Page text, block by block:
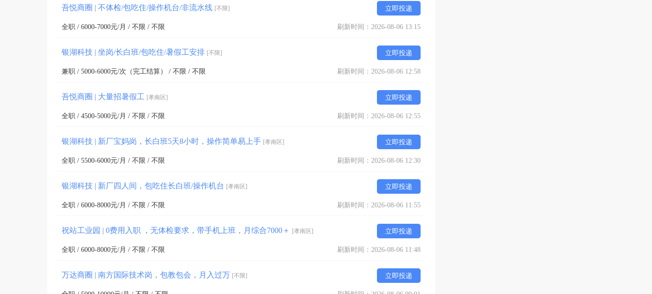
吾悦商圈 | 不体检/包吃住/操作机台/非流水线 [不限] 立即投递
全职 / 6000-7000元/月 / 不限 / 不限 刷新时间：2026-08-06 13:15
银湖科技 | 坐岗/长白班/包吃住/暑假工安排 [不限] 立即投递
兼职 / 5000-6000元/次（完工结算） / 不限 / 不限 刷新时间：2026-08-06 12:58
吾悦商圈 | 大量招暑假工 [孝南区] 立即投递
全职 / 4500-5000元/月 / 不限 / 不限 刷新时间：2026-08-06 12:55
银湖科技 | 新厂宝妈岗，长白班5天8小时，操作简单易上手 [孝南区] 立即投递
全职 / 5500-6000元/月 / 不限 / 不限 刷新时间：2026-08-06 12:30
银湖科技 | 新厂四人间，包吃住长白班/操作机台 [孝南区] 立即投递
全职 / 6000-8000元/月 / 不限 / 不限 刷新时间：2026-08-06 11:55
祝站工业园 | 0费用入职 ，无体检要求，带手机上班，月综合7000＋ [孝南区] 立即投递
全职 / 6000-8000元/月 / 不限 / 不限 刷新时间：2026-08-06 11:48
万达商圈 | 南方国际技术岗，包教包会，月入过万 [不限] 立即投递